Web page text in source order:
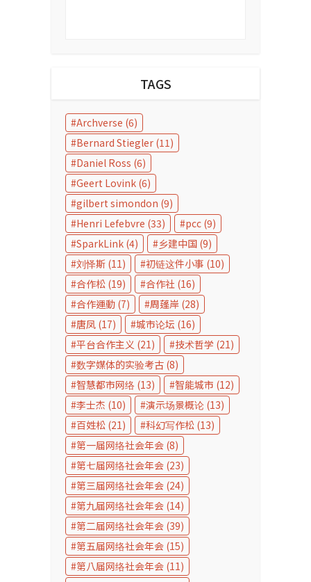
TAGS
Archverse (6)
Bernard Stiegler (11)
Daniel Ross (6)
Geert Lovink (6)
gilbert simondon (9)
Henri Lefebvre (33) pcc (9)
SparkLink (4) 乡建中国 (9)
刘怿斯 (11) 初链这件小事 (10)
合作松 (19) 合作社 (16)
合作運動 (7) 周蓬岸 (28)
唐凤 (17) 城市论坛 (16)
平台合作主义 (21) 技术哲学 (21)
数字媒体的实验考古 (8)
智慧都市网络 (13) 智能城市 (12)
李士杰 (10) 演示场景概论 (13)
百姓松 (21) 科幻写作松 (13)
第一届网络社会年会 (8)
第七届网络社会年会 (23)
第三届网络社会年会 (24)
第九届网络社会年会 (14)
第二届网络社会年会 (39)
第五届网络社会年会 (15)
第八届网络社会年会 (11)